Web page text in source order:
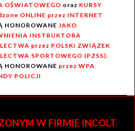
OŚWIATOWEGO oraz KURSY
ONLINE przez INTERNET
HONOROWANE JAKO
INSTRUKTORA
przez POLSKI ZWIĄZEK
SPORTOWEGO (PZSS).
HONOROWANE przez WPA
POLICJI
W FIRMIE INCOLT